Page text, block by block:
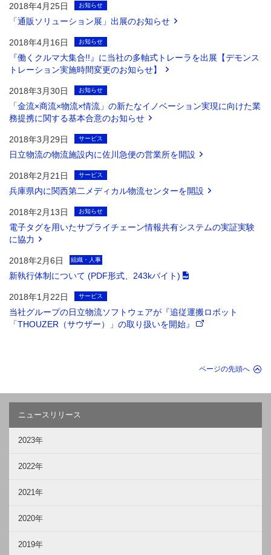
2018年4月25日 お知らせ
「通販ソリューション展」出展のお知らせ
2018年4月16日 お知らせ
『働くクルマ大集合!!』に当社の多軸式トレーラを出展【デモンス
トレーション実施時間変更のお知らせ】
2018年3月30日 お知らせ
「金流×商流×物流×情流」の新たなイノベーション実現に向けた業
務提携に関する基本合意のお知らせ
2018年3月29日 サービス
日立物流の物流施設内に佐川急便の営業所を開設
2018年2月21日 サービス
兵庫県内に関西第二メディカル物流センターを開設
2018年2月13日 お知らせ
電子タグを用いたサプライチェーン情報共有システムの実証実験
に協力
2018年2月6日 組織・人事
新執行体制について (PDF形式、243kバイト)
2018年1月22日 サービス
当社グループの日立物流ソフトウェアが『追従運搬ロボット
「THOUZER（サウザー）」の取り扱いを開始』
ページの先頭へ
ニュースリリース
2023年
2022年
2021年
2020年
2019年